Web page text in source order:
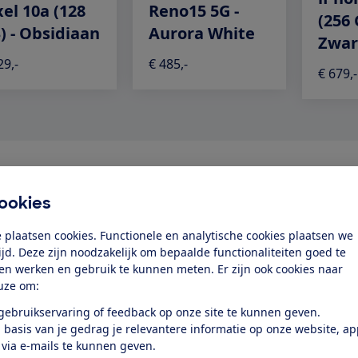
plaatsen cookies. Functionele en analytische cookies plaatsen we
Deze zijn noodzakelijk om bepaalde functionaliteiten goed te
werken en gebruik te kunnen meten. Er zijn ook cookies naar
om:
of feedback op onze site te kunnen geven.
basis van je gedrag je relevantere informatie op onze website,
e-mails te kunnen geven.
10a (128
- Obsidiaan
Reno15 5G -
Aurora White
€ 485,-
(256
€ 679,-
naar de
Word lid
Bekijk direct de testresultaten en voorkom een miskoop.
Of log in als lid